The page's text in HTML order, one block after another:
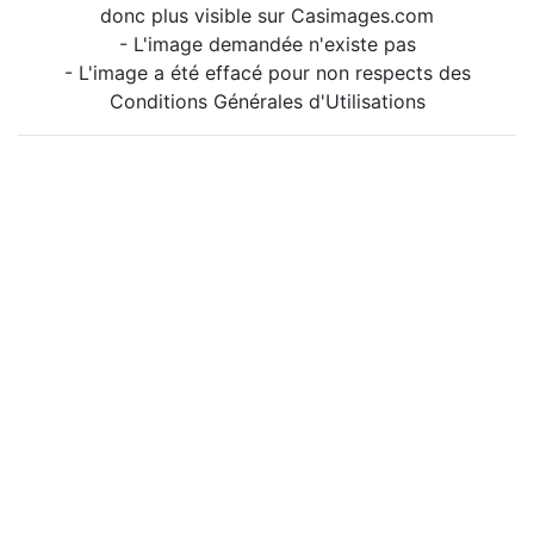
donc plus visible sur Casimages.com
- L'image demandée n'existe pas
- L'image a été effacé pour non respects des
Conditions Générales d'Utilisations